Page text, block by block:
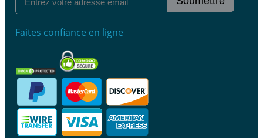
Faites confiance en ligne